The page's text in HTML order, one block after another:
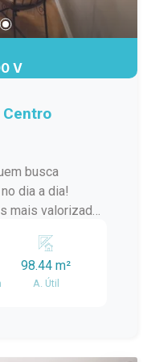
V
busca
dia a dia!
mais valorizadas
que você
completa Sala
98.44 m²
A. Útil